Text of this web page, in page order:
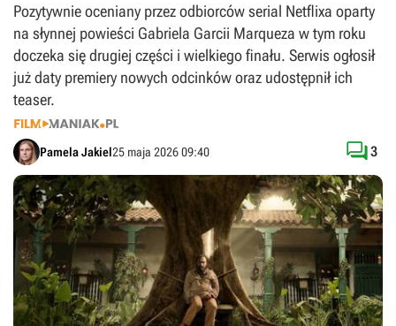
Pozytywnie oceniany przez odbiorców serial Netflixa oparty
na słynnej powieści Gabriela Garcii Marqueza w tym roku
doczeka się drugiej części i wielkiego finału. Serwis ogłosił
już daty premiery nowych odcinków oraz udostępnił ich
teaser.
Pamela Jakiel25 maja 2026 09:40 3